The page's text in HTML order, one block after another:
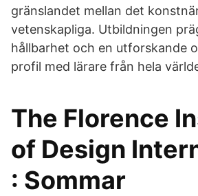
gränslandet mellan det
vetenskapliga. Utbildningen
hållbarhet och en utforskande
profil med lärare från hela
The Florence
of Design
: Sommar